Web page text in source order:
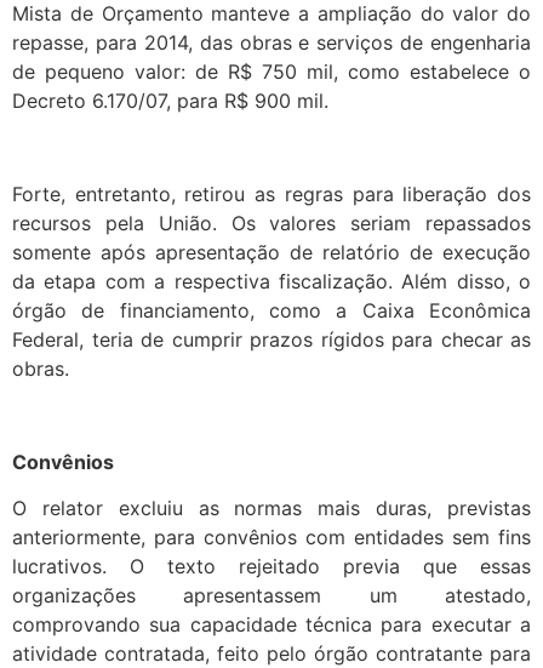
Mista de Orçamento manteve a ampliação do valor do
repasse, para 2014, das obras e serviços de engenharia
de pequeno valor: de R$ 750 mil, como estabelece o
Decreto 6.170/07, para R$ 900 mil.
Forte, entretanto, retirou as regras para liberação dos
recursos pela União. Os valores seriam repassados
somente após apresentação de relatório de execução
da etapa com a respectiva fiscalização. Além disso, o
órgão de financiamento, como a Caixa Econômica
Federal, teria de cumprir prazos rígidos para checar as
obras.
Convênios
O relator excluiu as normas mais duras, previstas
anteriormente, para convênios com entidades sem fins
lucrativos. O texto rejeitado previa que essas
organizações apresentassem um atestado,
comprovando sua capacidade técnica para executar a
atividade contratada, feito pelo órgão contratante para